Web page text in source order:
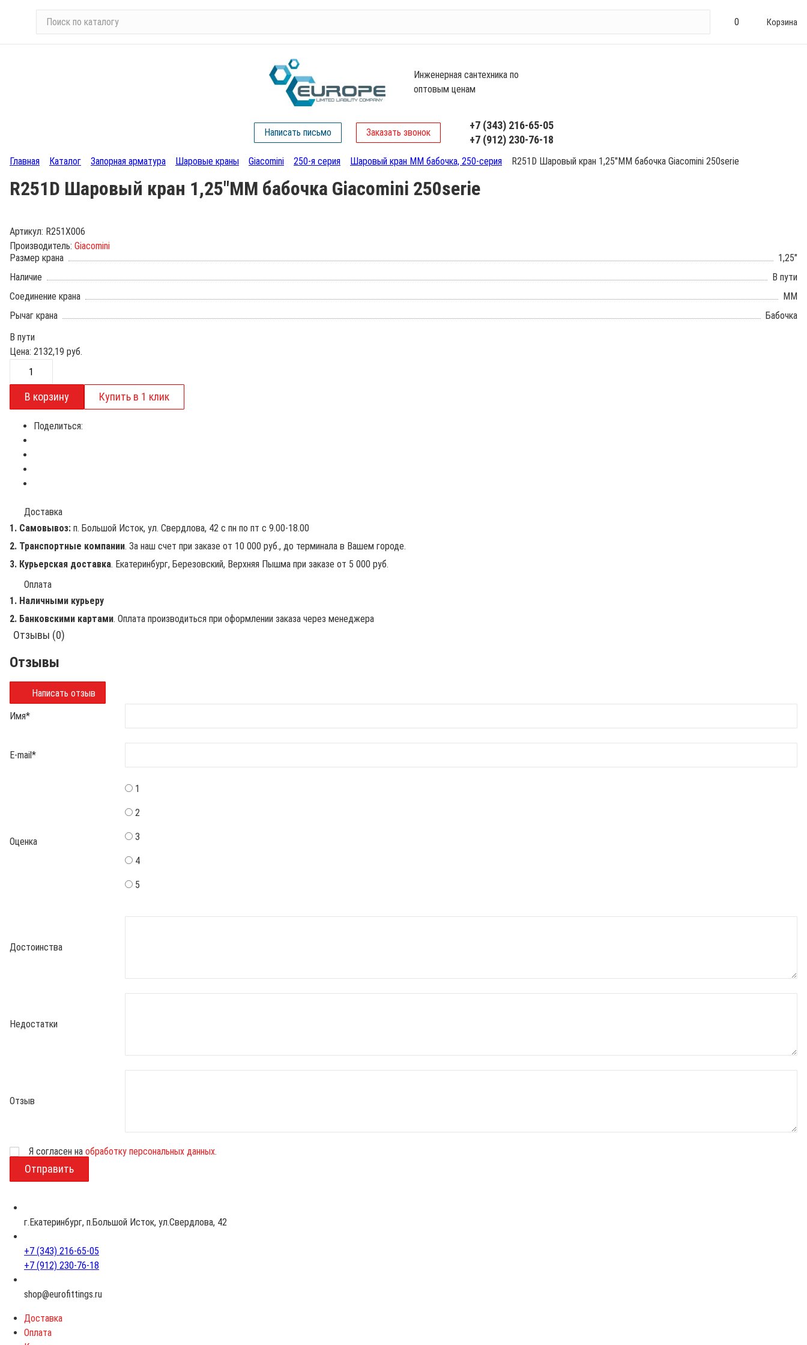
и
а
о
0 Корзина
Инженерная сантехника по
оптовым ценам
Написать письмо Заказать звонок
+7 (343) 216-65-05
+7 (912) 230-76-18
Главная Каталог Запорная арматура Шаровые краны Giacomini 250-я серия Шаровый кран ММ бабочка, 250-серия R251D Шаровый кран 1,25"ММ бабочка Giacomini 250serie
R251D Шаровый кран 1,25"ММ бабочка Giacomini 250serie
Артикул: R251X006
Производитель: Giacomini
Размер крана
1,25"
Наличие
В пути
Соединение крана
ММ
Рычаг крана
Бабочка
В пути
Цена: 2132,19 руб.
Поделиться:
Доставка
1. Самовывоз: п. Большой Исток, ул. Свердлова, 42 с пн по пт с 9.00-18.00
2. Транспортные компании. За наш счет при заказе от 10 000 руб., до терминала в Вашем городе.
3. Курьерская доставка. Екатеринбург, Березовский, Верхняя Пышма при заказе от 5 000 руб.
Оплата
1. Наличными курьеру
2. Банковскими картами. Оплата производиться при оформлении заказа через менеджера
Отзывы (0)
Отзывы
Написать отзыв
Имя*
E-mail*
Оценка
1
2
3
4
5
Достоинства
Недостатки
Отзыв
ВозрастЯ согласен на обработку персональных данных.
г.Екатеринбург, п.Большой Исток, ул.Свердлова, 42
+7 (343) 216-65-05
+7 (912) 230-76-18
shop@eurofittings.ru
Доставка
Оплата